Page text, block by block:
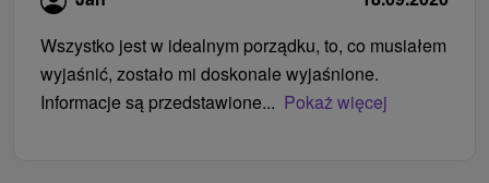
Wszystko jest w idealnym porządku, to, co musiałem
wyjaśnić, zostało mi doskonale wyjaśnione.
Informacje są przedstawione... Pokaż więcej